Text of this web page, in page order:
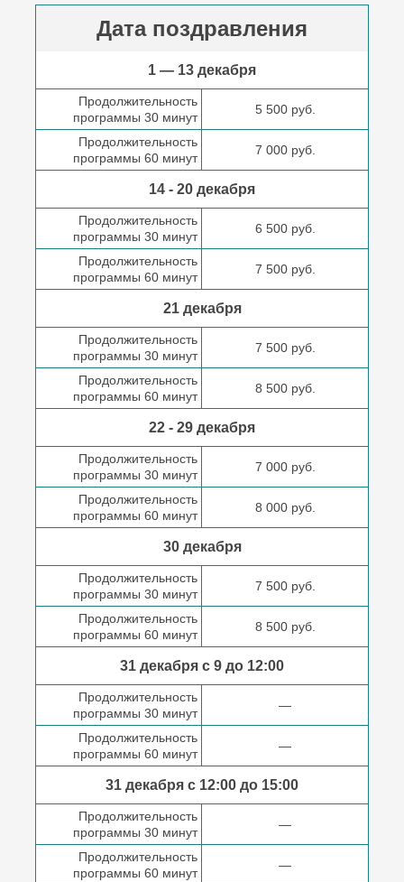
Дата поздравления
1 — 13 декабря
Продолжительность
программы 30 минут
5 500 руб.
Продолжительность
программы 60 минут
7 000 руб.
14 - 20 декабря
Продолжительность
программы 30 минут
6 500 руб.
Продолжительность
программы 60 минут
7 500 руб.
21 декабря
Продолжительность
программы 30 минут
7 500 руб.
Продолжительность
программы 60 минут
8 500 руб.
22 - 29 декабря
Продолжительность
программы 30 минут
7 000 руб.
Продолжительность
программы 60 минут
8 000 руб.
30 декабря
Продолжительность
программы 30 минут
7 500 руб.
Продолжительность
программы 60 минут
8 500 руб.
31 декабря с 9 до 12:00
Продолжительность
программы 30 минут
—
Продолжительность
программы 60 минут
—
31 декабря с 12:00 до 15:00
Продолжительность
программы 30 минут
—
Продолжительность
программы 60 минут
—